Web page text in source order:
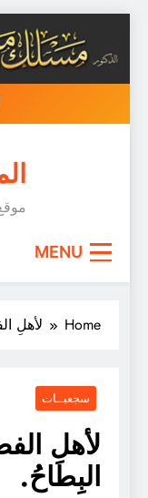
content
MENU
Home لأهلِ
سجعيــات
لأهلِ
البِطاحُ.